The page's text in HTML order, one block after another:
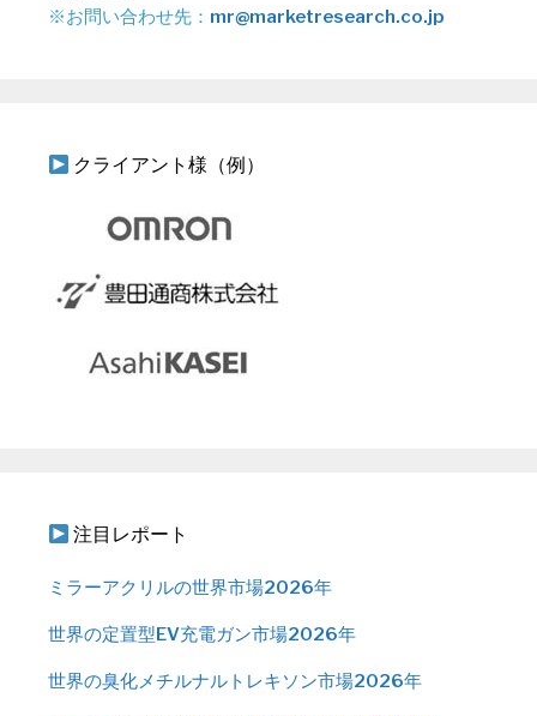
※お問い合わせ先： mr@marketresearch.co.jp
クライアント様（例）
注目レポート
ミラーアクリルの世界市場2026年
世界の定置型EV充電ガン市場2026年
世界の臭化メチルナルトレキソン市場2026年